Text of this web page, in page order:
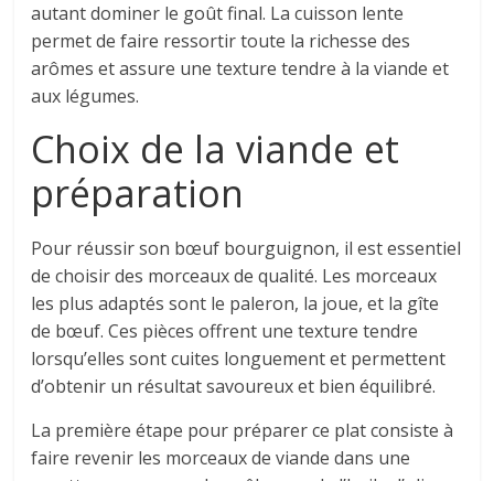
autant dominer le goût final. La cuisson lente
permet de faire ressortir toute la richesse des
arômes et assure une texture tendre à la viande et
aux légumes.
Choix de la viande et
préparation
Pour réussir son bœuf bourguignon, il est essentiel
de choisir des morceaux de qualité. Les morceaux
les plus adaptés sont le paleron, la joue, et la gîte
de bœuf. Ces pièces offrent une texture tendre
lorsqu’elles sont cuites longuement et permettent
d’obtenir un résultat savoureux et bien équilibré.
La première étape pour préparer ce plat consiste à
faire revenir les morceaux de viande dans une